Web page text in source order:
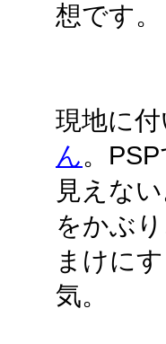
想です。
現地に
ん。
見えな
をかぶ
まけに
気。